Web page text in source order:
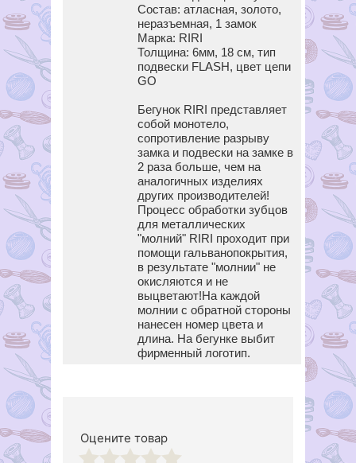
Состав: атласная, золото,
неразъемная, 1 замок
Марка: RIRI
Толщина: 6мм, 18 см, тип
подвески FLASH, цвет цепи
GO
Бегунок RIRI представляет
собой монотело,
сопротивление разрыву
замка и подвески на замке в
2 раза больше, чем на
аналогичных изделиях
других производителей!
Процесс обработки зубцов
для металлических
"молний" RIRI проходит при
помощи гальванопокрытия,
в результате "молнии" не
окисляются и не
выцветают!На каждой
молнии с обратной стороны
нанесен номер цвета и
длина. На бегунке выбит
фирменный логотип.
Оцените товар